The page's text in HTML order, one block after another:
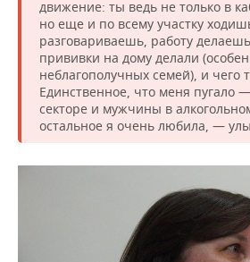
движение: ты ведь не только в
но еще и по всему участку
разговариваешь, работу
прививки на дому делали
неблагополучных семей), и чего
Единственное, что меня пугало
секторе и мужчины в
остальное я очень любила, —